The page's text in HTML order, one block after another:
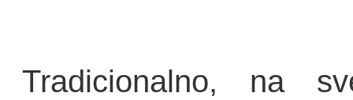
Tradicionalno, na